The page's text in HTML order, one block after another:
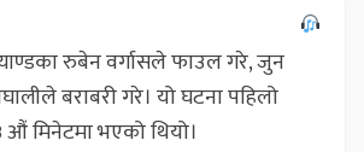
रुबेन वर्गासले फाउल गरे, जुन
बराबरी गरे। यो घटना पहिलो
मिनेटमा भएको थियो।